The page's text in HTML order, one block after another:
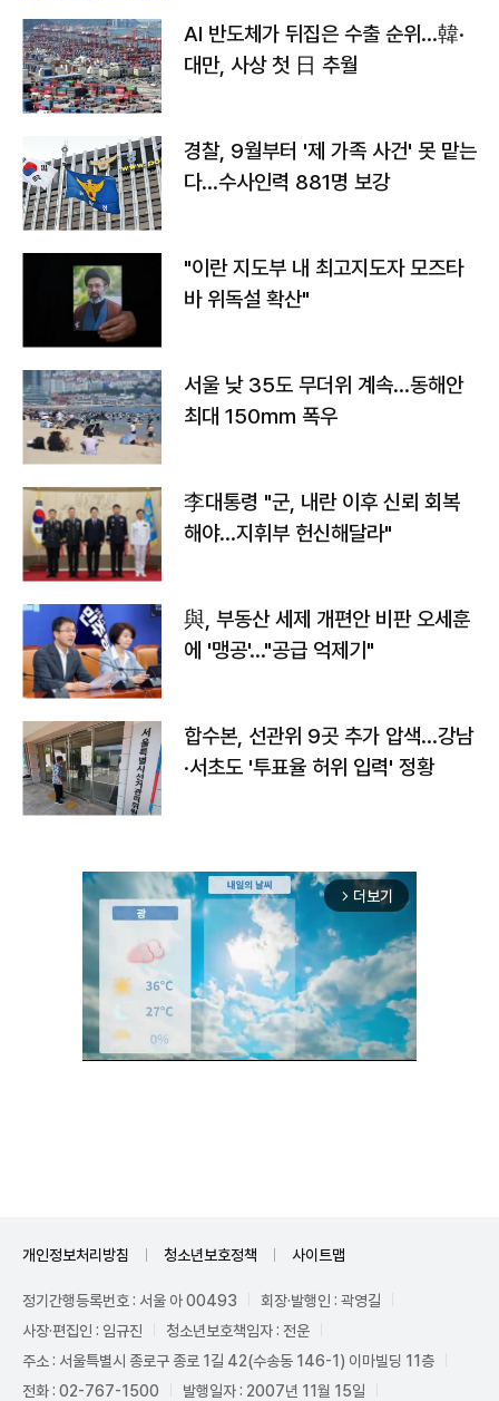
AI 반도체가 뒤집은 수출 순위…韓·
대만, 사상 첫 日 추월
경찰, 9월부터 '제 가족 사건' 못 맡는
다…수사인력 881명 보강
"이란 지도부 내 최고지도자 모즈타
바 위독설 확산"
서울 낮 35도 무더위 계속…동해안
최대 150㎜ 폭우
李대통령 "군, 내란 이후 신뢰 회복
해야…지휘부 헌신해달라"
與, 부동산 세제 개편안 비판 오세훈
에 '맹공'…"공급 억제기"
합수본, 선관위 9곳 추가 압색…강남
·서초도 '투표율 허위 입력' 정황
arrow_forward_ios 더보기
개인정보처리방침 청소년보호정책 사이트맵
정기간행등록번호 : 서울 아 00493
회장·발행인 : 곽영길
사장·편집인 : 임규진
청소년보호책임자 : 전운
주소 : 서울특별시 종로구 종로 1길 42(수송동 146-1) 이마빌딩 11층
전화 : 02-767-1500
발행일자 : 2007년 11월 15일